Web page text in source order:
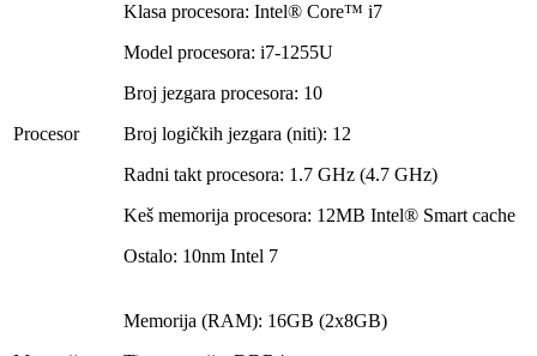
Procesor
Klasa procesora: Intel® Core™ i7
Model procesora: i7-1255U
Broj jezgara procesora: 10
Broj logičkih jezgara (niti): 12
Radni takt procesora: 1.7 GHz (4.7 GHz)
Keš memorija procesora: 12MB Intel® Smart cache
Ostalo: 10nm Intel 7
Memorija (RAM): 16GB (2x8GB)